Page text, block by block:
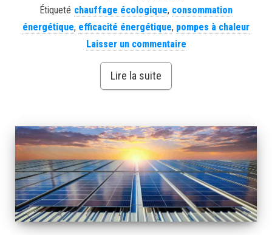
Étiqueté chauffage écologique, consommation
énergétique, efficacité énergétique, pompes à chaleur
Laisser un commentaire
Lire la suite